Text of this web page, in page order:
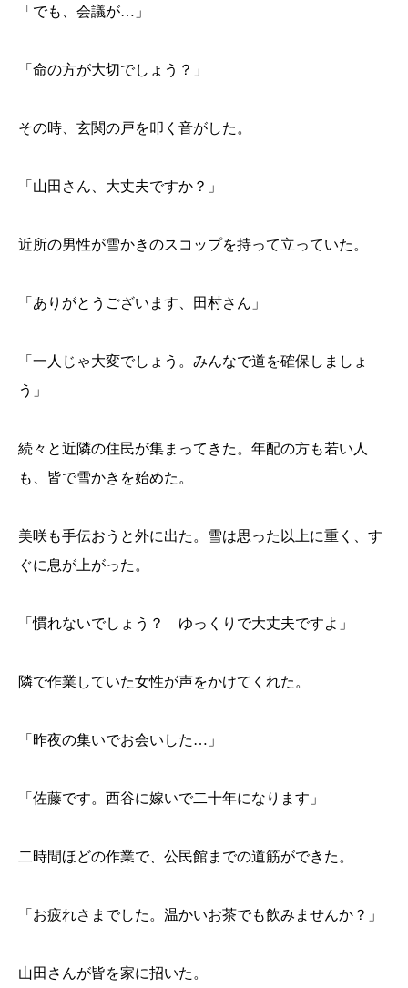
「でも、会議が…」
「命の方が大切でしょう？」
その時、玄関の戸を叩く音がした。
「山田さん、大丈夫ですか？」
近所の男性が雪かきのスコップを持って立っていた。
「ありがとうございます、田村さん」
「一人じゃ大変でしょう。みんなで道を確保しましょ
う」
続々と近隣の住民が集まってきた。年配の方も若い人
も、皆で雪かきを始めた。
美咲も手伝おうと外に出た。雪は思った以上に重く、す
ぐに息が上がった。
「慣れないでしょう？ ゆっくりで大丈夫ですよ」
隣で作業していた女性が声をかけてくれた。
「昨夜の集いでお会いした…」
「佐藤です。西谷に嫁いで二十年になります」
二時間ほどの作業で、公民館までの道筋ができた。
「お疲れさまでした。温かいお茶でも飲みませんか？」
山田さんが皆を家に招いた。